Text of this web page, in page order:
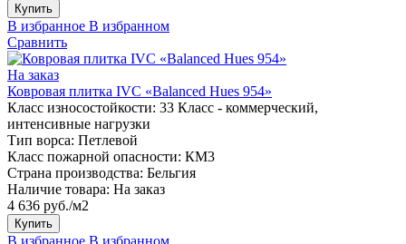
Купить
В избранное В избранном
Сравнить
На заказ
Ковровая плитка IVC «Balanced Hues 954»
Класс износостойкости: 33 Класс - коммерческий,
интенсивные нагрузки
Тип ворса: Петлевой
Класс пожарной опасности: КМ3
Страна производства: Бельгия
Наличие товара: На заказ
4 636 руб./м2
Купить
В избранное В избранном